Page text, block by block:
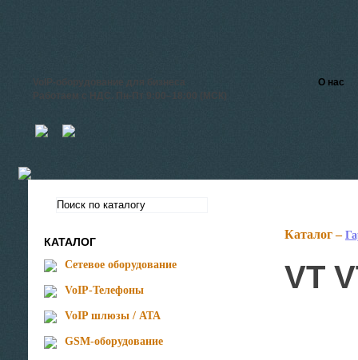
VoIP-оборудование для бизнеса
Работаем с НДС. Пн-Пт 9:00–18:00 (МСК)
О нас
КАТАЛОГ
Сетевое оборудование
VoIP-Телефоны
VoIP шлюзы / ATA
GSM-оборудование
Каталог –
VT